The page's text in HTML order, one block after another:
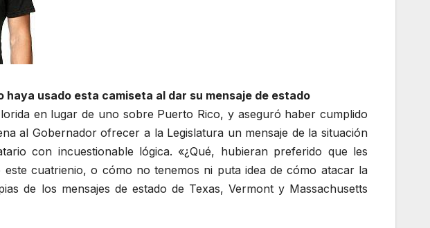
usado esta camiseta al dar su mensaje de estado
en lugar de uno sobre Puerto Rico, y aseguró haber cumplido
al Gobernador ofrecer a la Legislatura un mensaje de la situación
con incuestionable lógica. «¿Qué, hubieran preferido que les
cuatrienio, o cómo no tenemos ni puta idea de cómo atacar la
de los mensajes de estado de Texas, Vermont y Massachusetts